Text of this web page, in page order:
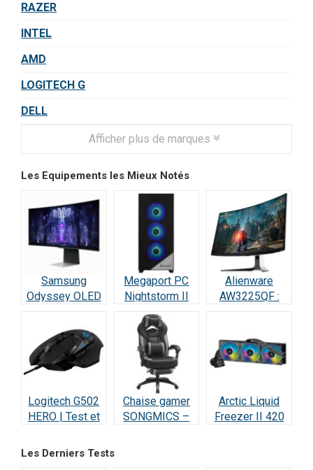
RAZER
INTEL
AMD
LOGITECH G
DELL
Afficher plus de marques
Les Equipements les Mieux Notés
Samsung
Odyssey OLED
Performant –
Test & Avis
Megaport PC
Nightstorm II
Intel Core i9 :
Test et Avis
Alienware
AW3225QF :
OLED 4K 240Hz
Logitech G502
HERO | Test et
Champion des
Chaise gamer
SONGMICS –
Arctic Liquid
Freezer II 420
Les Derniers Tests